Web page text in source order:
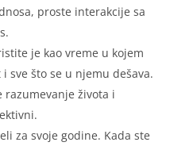
proste interakcije sa
je kao vreme u kojem
sve što se u njemu dešava.
razumevanje života i
za svoje godine. Kada ste